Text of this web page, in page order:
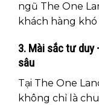
ngũ The One
khách hàng
3. Mài sắc tư duy
sâu
Tại The One
không chỉ là